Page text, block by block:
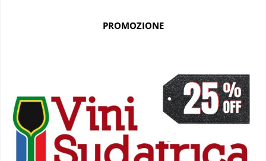
PROMOZIONE